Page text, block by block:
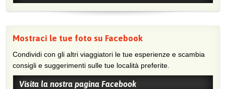
Mostraci le tue foto su Facebook
Condividi con gli altri viaggiatori le tue esperienze e scambia
consigli e suggerimenti sulle tue località preferite.
Visita la nostra pagina Facebook